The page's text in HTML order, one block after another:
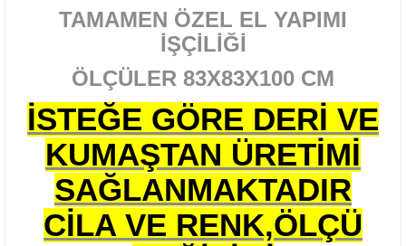
TAMAMEN ÖZEL EL YAPIMI
İŞÇİLİĞİ
ÖLÇÜLER 83X83X100 CM
İSTEĞE GÖRE DERİ VE
KUMAŞTAN ÜRETİMİ
SAĞLANMAKTADIR
CİLA VE RENK,ÖLÇÜ